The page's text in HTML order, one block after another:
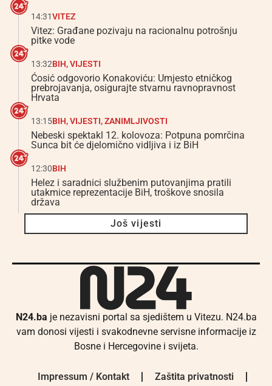
14:31VITEZ
Vitez: Građane pozivaju na racionalnu potrošnju
pitke vode
13:32BIH,VIJESTI
Ćosić odgovorio Konakoviću: Umjesto etničkog
prebrojavanja, osigurajte stvarnu ravnopravnost
Hrvata
13:15BIH,VIJESTI,ZANIMLJIVOSTI
Nebeski spektakl 12. kolovoza: Potpuna pomrčina
Sunca bit će djelomično vidljiva i iz BiH
12:30BIH
Helez i saradnici službenim putovanjima pratili
utakmice reprezentacije BiH, troškove snosila
država
Još vijesti
N24.ba je nezavisni portal sa sjedištem u Vitezu. N24.ba
vam donosi vijesti i svakodnevne servisne informacije iz
Bosne i Hercegovine i svijeta.
Impressum / Kontakt Zaštita privatnosti